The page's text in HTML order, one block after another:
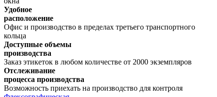
Удобное
расположение
Офис и производство в пределах третьего транспортного
кольца
Доступные объемы
производства
Заказ этикеток в любом количестве от 2000 экземпляров
Отслеживание
процесса производства
Возможность приехать на производство для контроля